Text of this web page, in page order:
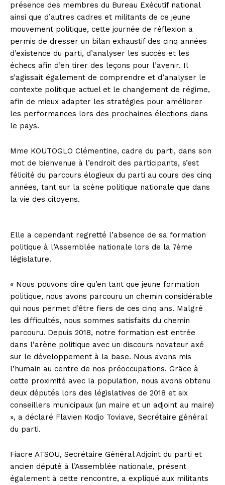
présence des membres du Bureau Exécutif national
ainsi que d’autres cadres et militants de ce jeune
mouvement politique, cette journée de réflexion a
permis de dresser un bilan exhaustif des cinq années
d’existence du parti, d’analyser les succès et les
échecs afin d’en tirer des leçons pour l’avenir. Il
s’agissait également de comprendre et d’analyser le
contexte politique actuel et le changement de régime,
afin de mieux adapter les stratégies pour améliorer
les performances lors des prochaines élections dans
le pays.
Mme KOUTOGLO Clémentine, cadre du parti, dans son
mot de bienvenue à l’endroit des participants, s’est
félicité du parcours élogieux du parti au cours des cinq
années, tant sur la scène politique nationale que dans
la vie des citoyens.
Elle a cependant regretté l’absence de sa formation
politique à l’Assemblée nationale lors de la 7ème
législature.
« Nous pouvons dire qu’en tant que jeune formation
politique, nous avons parcouru un chemin considérable
qui nous permet d’être fiers de ces cinq ans. Malgré
les difficultés, nous sommes satisfaits du chemin
parcouru. Depuis 2018, notre formation est entrée
dans l’arène politique avec un discours novateur axé
sur le développement à la base. Nous avons mis
l’humain au centre de nos préoccupations. Grâce à
cette proximité avec la population, nous avons obtenu
deux députés lors des législatives de 2018 et six
conseillers municipaux (un maire et un adjoint au maire)
», a déclaré Flavien Kodjo Toviave, Secrétaire général
du parti.
Fiacre ATSOU, Secrétaire Général Adjoint du parti et
ancien député à l’Assemblée nationale, présent
également à cette rencontre, a expliqué aux militants